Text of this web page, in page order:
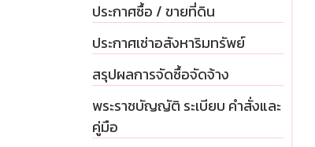
ประกาศซื้อ / ขายที่ดิน
ประกาศเช่าอสังหาริมทรัพย์
สรุปผลการจัดซื้อจัดจ้าง
พระราชบัญญัติ ระเบียบ คำสั่งและ
คู่มือ